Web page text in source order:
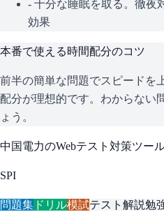
- 十分な睡眠を取る。徹夜
効果
本番で使える時間配分のコツ
前半の簡単な問題でスピードを
配分が理想的です。わからない
ょう。
中国電力のWebテスト対策ツー
SPI
問題集 ドリル模試テスト解説勉